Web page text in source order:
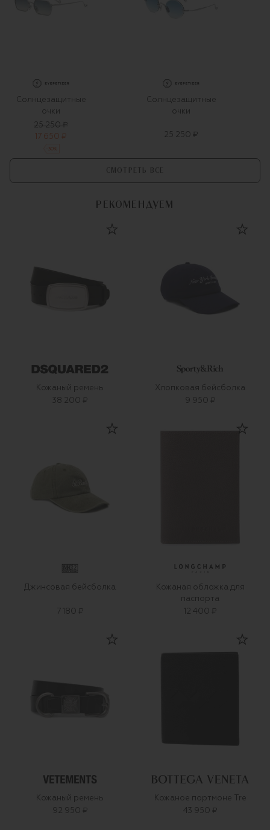
Солнцезащитные
очки
25 250 ₽
17 650 ₽
%
Солнцезащитные
очки
25 250 ₽
СМОТРЕТЬ ВСЕ
РЕКОМЕНДУЕМ
Кожаный ремень
38 200 ₽
Хлопковая бейсболка
9 950 ₽
Джинсовая бейсболка
7 180 ₽
Кожаная обложка для
паспорта
12 400 ₽
Кожаный ремень
92 950 ₽
Кожаное портмоне Tre
43 950 ₽